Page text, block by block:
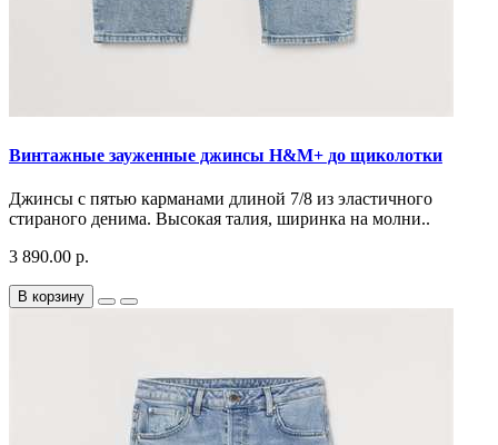
Винтажные зауженные джинсы H&M+ до щиколотки
Джинсы с пятью карманами длиной 7/8 из эластичного
стираного денима. Высокая талия, ширинка на молни..
3 890.00 р.
В корзину